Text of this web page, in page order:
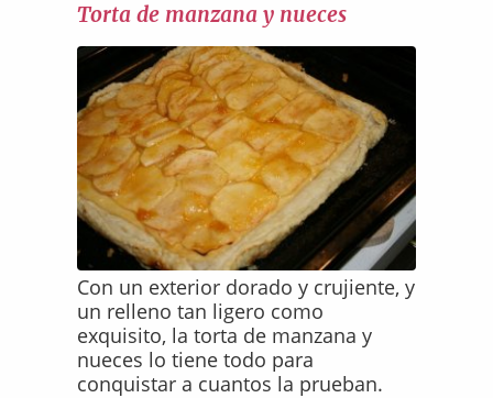
Torta de manzana y nueces
Con un exterior dorado y crujiente, y
un relleno tan ligero como
exquisito, la torta de manzana y
nueces lo tiene todo para
conquistar a cuantos la prueban.